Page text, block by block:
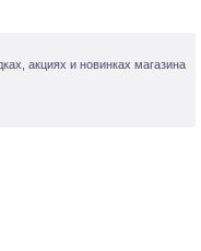
акциях и новинках магазина